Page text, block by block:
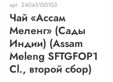
арт. 24045100103
Чай «Ассам
Меленг» (Сады
Индии) (Assam
Meleng SFTGFOP1
Cl., второй сбор)